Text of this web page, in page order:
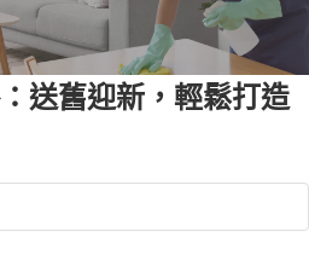
送舊迎新，輕鬆打造